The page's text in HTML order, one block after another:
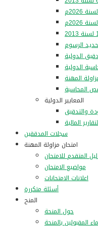
الرسوم
الدولية
الدولية
المهنة
المحاسبة
المعايير الدولية
والتدقيق
المالية
سجلات المدققين
امتحان مزاولة المهنة
المتقدم للامتحان
مواضيع الامتحان
اعلانات الامتحانات
أسئلة متكررة
المنح
حول المنحة
المقبولين بالمنحة